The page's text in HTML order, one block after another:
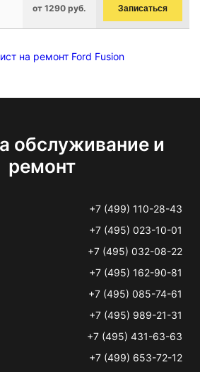
от 1290 руб. Записаться
на ремонт Ford Fusion
обслуживание и
ремонт
+7 (499) 110-28-43
+7 (495) 023-10-01
+7 (495) 032-08-22
+7 (495) 162-90-81
+7 (495) 085-74-61
+7 (495) 989-21-31
+7 (495) 431-63-63
+7 (499) 653-72-12